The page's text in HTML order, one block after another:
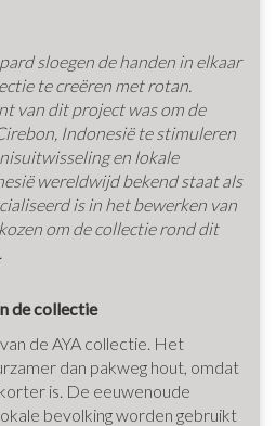
sloegen de handen in elkaar
te creëren met rotan.
van dit project was om de
Indonesië te stimuleren
en lokale
wereldwijd bekend staat als
is in het bewerken van
om de collectie rond dit
de collectie
de AYA collectie. Het
dan pakweg hout, omdat
is. De eeuwenoude
bevolking worden gebruikt